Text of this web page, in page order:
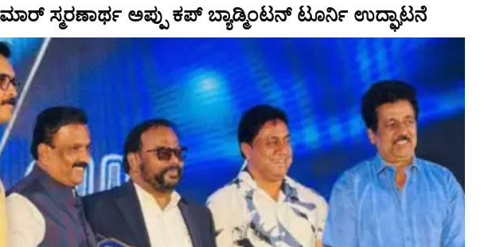
ಸ್ಮರಣಾರ್ಥ ಅಪ್ಪು ಕಪ್ ಬ್ಯಾಡ್ಮಿಂಟನ್ ಟೂರ್ನಿ ಉದ್ಘಾಟನೆ